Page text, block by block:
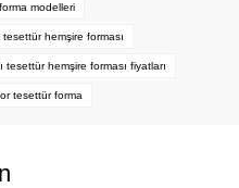
modelleri
hemşire forması
tesettür hemşire forması fiyatları
tesettür forma